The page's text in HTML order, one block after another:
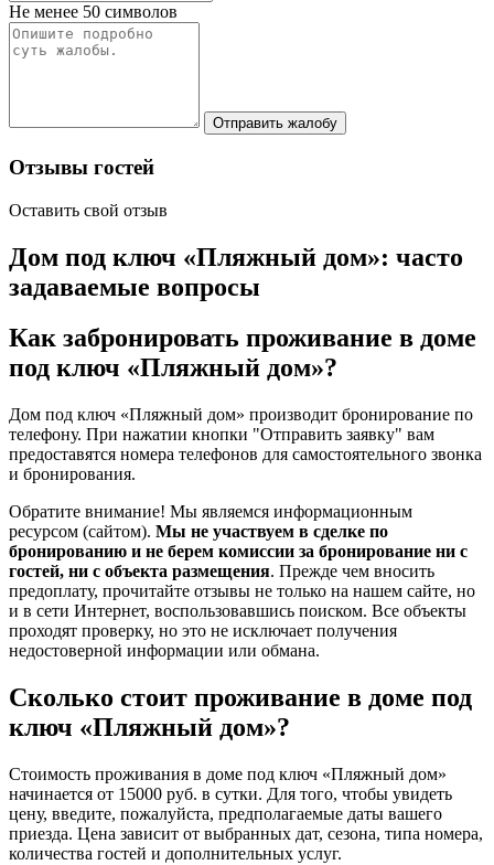
Не менее 50 символов
Отправить жалобу
Отзывы гостей
Оставить свой отзыв
Дом под ключ «Пляжный дом»: часто
задаваемые вопросы
Как забронировать проживание в доме
под ключ «Пляжный дом»?
Дом под ключ «Пляжный дом» производит бронирование по
телефону. При нажатии кнопки "Отправить заявку" вам
предоставятся номера телефонов для самостоятельного звонка
и бронирования.
Обратите внимание! Мы являемся информационным
ресурсом (сайтом). Мы не участвуем в сделке по
бронированию и не берем комиссии за бронирование ни с
гостей, ни с объекта размещения. Прежде чем вносить
предоплату, прочитайте отзывы не только на нашем сайте, но
и в сети Интернет, воспользовавшись поиском. Все объекты
проходят проверку, но это не исключает получения
недостоверной информации или обмана.
Сколько стоит проживание в доме под
ключ «Пляжный дом»?
Стоимость проживания в доме под ключ «Пляжный дом»
начинается от 15000 руб. в сутки. Для того, чтобы увидеть
цену, введите, пожалуйста, предполагаемые даты вашего
приезда. Цена зависит от выбранных дат, сезона, типа номера,
количества гостей и дополнительных услуг.